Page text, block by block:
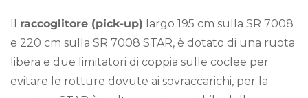
Il raccoglitore (pick-up) largo 195 cm sulla SR 7008
e 220 cm sulla SR 7008 STAR, è dotato di una ruota
libera e due limitatori di coppia sulle coclee per
evitare le rotture dovute ai sovraccarichi, per la